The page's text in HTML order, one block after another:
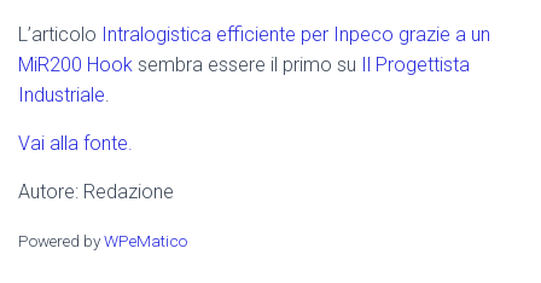
L’articolo Intralogistica efficiente per Inpeco grazie a un
MiR200 Hook sembra essere il primo su
Il Progettista
Industriale.
Vai alla fonte.
Autore: Redazione
Powered byWPeMatico